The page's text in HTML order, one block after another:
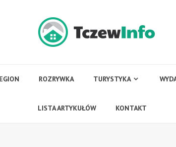
ROZRYWKA TURYSTYKA
LISTA ARTYKUŁÓW KONTAKT